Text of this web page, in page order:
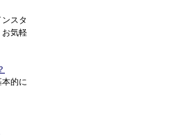
スタ
気軽
的に